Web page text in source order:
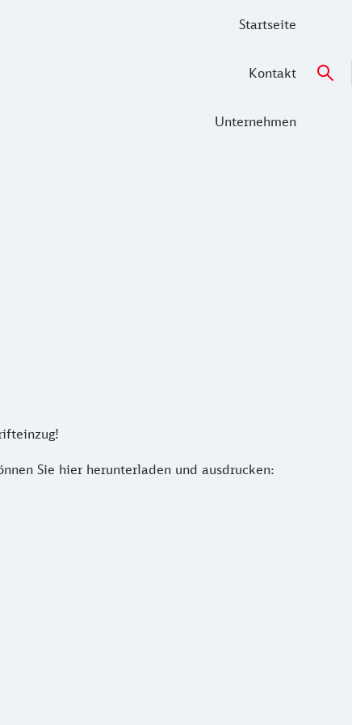
Startseite
Kontakt
Unternehmen
Sie hier herunterladen und ausdrucken: